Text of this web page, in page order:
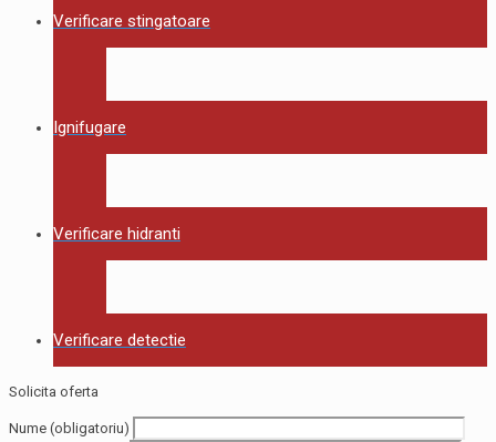
Verificare stingatoare
Ignifugare
Verificare hidranti
Verificare detectie
Solicita oferta
Nume (obligatoriu)